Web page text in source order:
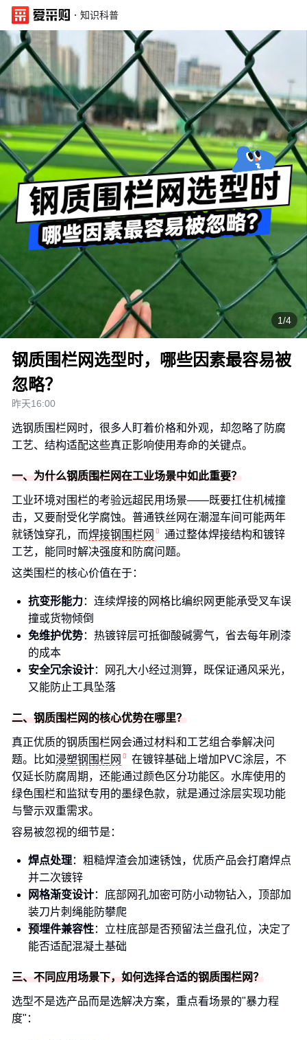
· 知识科普
1/4
钢质围栏网选型时，哪些因素最容易被
忽略？
昨天16:00
选钢质围栏网时，很多人盯着价格和外观，却忽略了防腐
工艺、结构适配这些真正影响使用寿命的关键点。
一、为什么钢质围栏网在工业场景中如此重要？
工业环境对围栏的考验远超民用场景——既要扛住机械撞
击，又要耐受化学腐蚀。普通铁丝网在潮湿车间可能两年
就锈蚀穿孔，而焊接钢围栏网
通过整体焊接结构和镀锌
工艺，能同时解决强度和防腐问题。
这类围栏的核心价值在于：
抗变形能力：连续焊接的网格比编织网更能承受叉车误
撞或货物倾倒
免维护优势：热镀锌层可抵御酸碱雾气，省去每年刷漆
的成本
安全冗余设计：网孔大小经过测算，既保证通风采光，
又能防止工具坠落
二、钢质围栏网的核心优势在哪里？
真正优质的钢质围栏网会通过材料和工艺组合拳解决问
题。比如浸塑钢围栏网
在镀锌基础上增加PVC涂层，不
仅延长防腐周期，还能通过颜色区分功能区。水库使用的
绿色围栏和监狱专用的墨绿色款，就是通过涂层实现功能
与警示双重需求。
容易被忽视的细节是：
焊点处理：粗糙焊渣会加速锈蚀，优质产品会打磨焊点
并二次镀锌
网格渐变设计：底部网孔加密可防小动物钻入，顶部加
装刀片刺绳能防攀爬
预埋件兼容性：立柱底部是否预留法兰盘孔位，决定了
能否适配混凝土基础
三、不同应用场景下，如何选择合适的钢质围栏网？
选型不是选产品而是选解决方案，重点看场景的"暴力程
度"：